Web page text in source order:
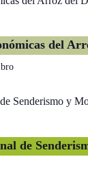
del
de